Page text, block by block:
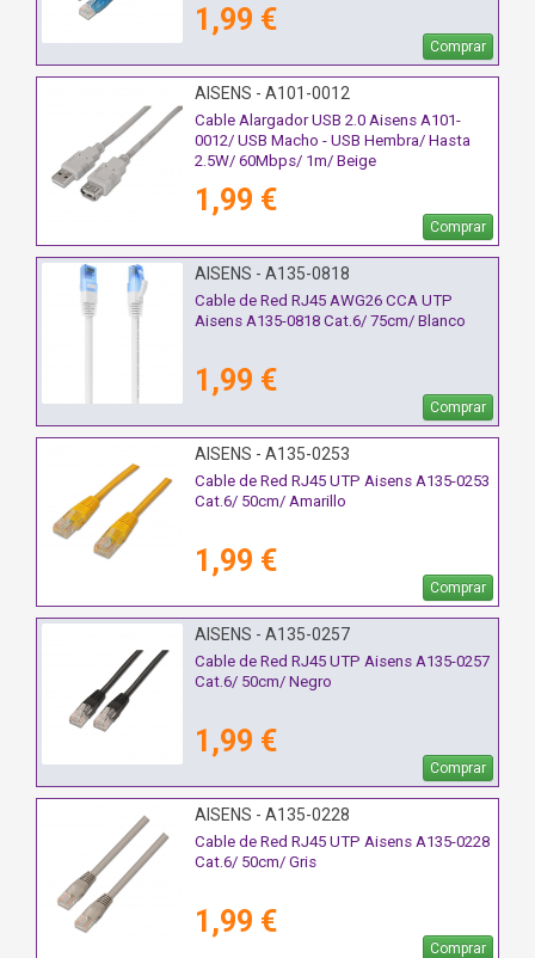
1,99 €
Comprar
AISENS - A101-0012
Cable Alargador USB 2.0 Aisens A101-
0012/ USB Macho - USB Hembra/ Hasta
2.5W/ 60Mbps/ 1m/ Beige
1,99 €
Comprar
AISENS - A135-0818
Cable de Red RJ45 AWG26 CCA UTP
Aisens A135-0818 Cat.6/ 75cm/ Blanco
1,99 €
Comprar
AISENS - A135-0253
Cable de Red RJ45 UTP Aisens A135-0253
Cat.6/ 50cm/ Amarillo
1,99 €
Comprar
AISENS - A135-0257
Cable de Red RJ45 UTP Aisens A135-0257
Cat.6/ 50cm/ Negro
1,99 €
Comprar
AISENS - A135-0228
Cable de Red RJ45 UTP Aisens A135-0228
Cat.6/ 50cm/ Gris
1,99 €
Comprar